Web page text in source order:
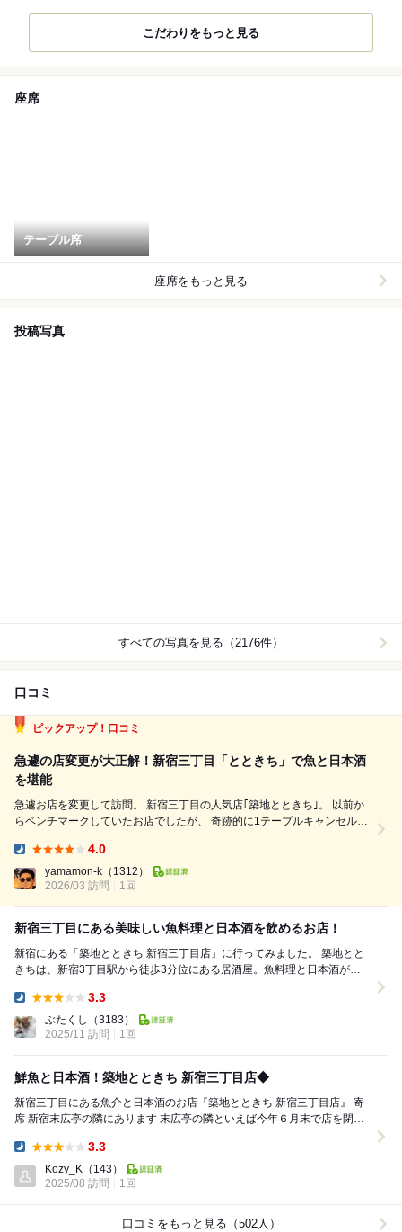
こだわりをもっと見る
座席
テーブル席
座席をもっと見る
投稿写真
すべての写真を見る（2176件）
口コミ
ピックアップ！口コミ
急遽の店変更が大正解！新宿三丁目「とときち」で魚と日本酒
を堪能
急遽お店を変更して訪問。 新宿三丁目の人気店｢築地とときち｣。 以前か
らベンチマークしていたお店でしたが、 奇跡的に1テーブルキャンセルと
魚の旨みがしっかり。 初めて食した穴子の稚魚。 これは初めて食べまし
たが、 ...
4.0
yamamon-k （1312）
2026/03 訪問
1回
新宿三丁目にある美味しい魚料理と日本酒を飲めるお店！
新宿にある「築地とときち 新宿三丁目店」に行ってみました。 築地とと
きちは、新宿3丁目駅から徒歩3分位にある居酒屋。魚料理と日本酒がメ
3.3
ぶたくし
（3183）
2025/11 訪問
1回
鮮魚と日本酒！築地とときち 新宿三丁目店◆
新宿三丁目にある魚介と日本酒のお店『築地とときち 新宿三丁目店』 寄
席 新宿末広亭の隣にあります 末広亭の隣といえば今年６月末で店を閉め
3.3
Kozy_K （143）
2025/08 訪問
1回
口コミをもっと見る（502人）